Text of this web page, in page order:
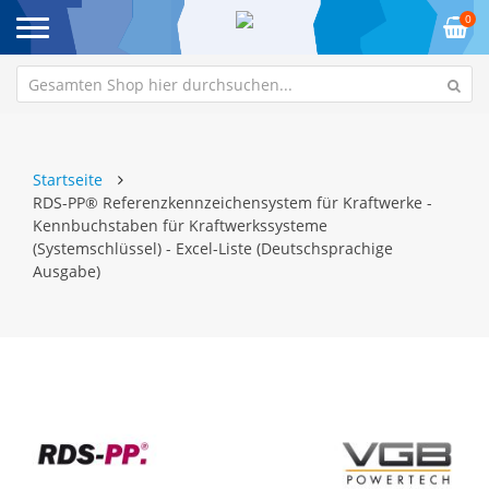
0
Startseite
RDS-PP® Referenzkennzeichensystem für Kraftwerke -
Kennbuchstaben für Kraftwerkssysteme
(Systemschlüssel) - Excel-Liste (Deutschsprachige
Ausgabe)
der